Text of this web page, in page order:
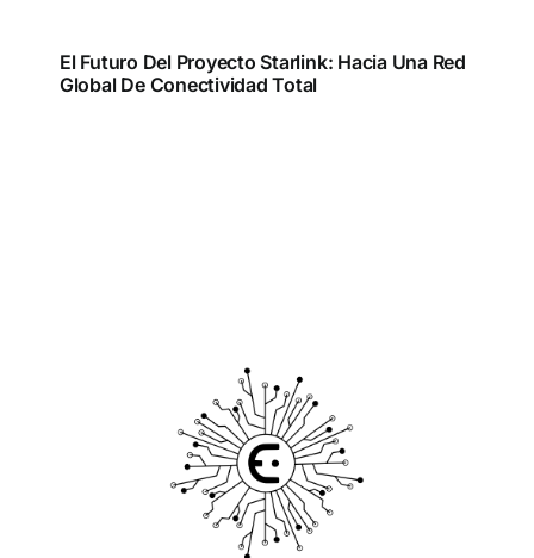
El Futuro Del Proyecto Starlink: Hacia Una Red
Global De Conectividad Total